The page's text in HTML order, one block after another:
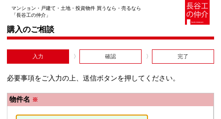
マンション・戸建て・土地・投資物件 買うなら・売るなら
「長谷工の仲介」
購入のご相談
入力 確認 完了
必要事項をご入力の上、送信ボタンを押してください。
物件名 ※